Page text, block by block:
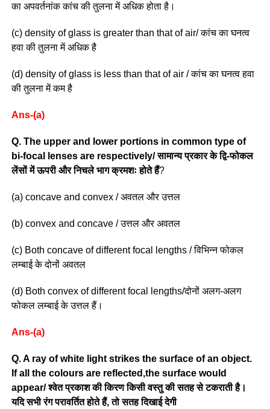
का अपवर्तनांक कांच की तुलना में अधिक होता है।
(c) density of glass is greater than that of air/ कांच का घनत्व
हवा की तुलना में अधिक है
(d) density of glass is less than that of air / कांच का घनत्व हवा
की तुलना में कम है
Ans-(a)
Q. The upper and lower portions in common type of
bi-focal lenses are respectively/ सामान्य प्रकार के द्वि-फोकल
लेंसों में ऊपरी और निचले भाग क्रमशः होते हैं?
(a) concave and convex / अवतल और उत्तल
(b) convex and concave / उत्तल और अवतल
(c) Both concave of different focal lengths / विभिन्न फोकल
लम्बाई के दोनों अवतल
(d) Both convex of different focal lengths/दोनों अलग-अलग
फोकल लम्बाई के उत्तल हैं।
Ans-(a)
Q. A ray of white light strikes the surface of an object.
If all the colours are reflected,the surface would
appear/ श्वेत प्रकाश की किरण किसी वस्तु की सतह से टकराती है।
यदि सभी रंग परावर्तित होते हैं, तो सतह दिखाई देगी